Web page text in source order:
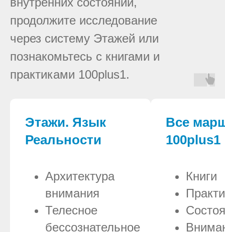
продолжите исследование
через систему Этажей или
познакомьтесь с книгами и
практиками 100plus1.
Этажи. Язык
Реальности
Архитектура
внимания
Телесное
бессознательное
Все
100plus1
Книги